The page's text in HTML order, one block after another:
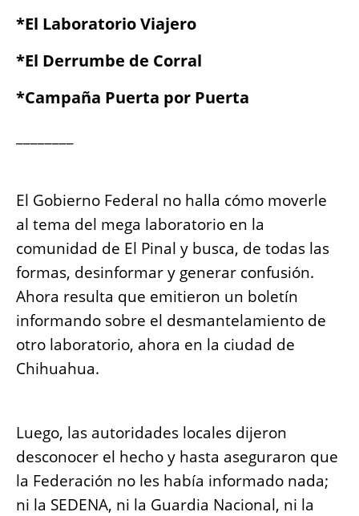
b
o
o
k
A
p
p
n
g
er
*El Laboratorio Viajero
*El Derrumbe de Corral
*Campaña Puerta por Puerta
El Gobierno Federal no halla cómo moverle
al tema del mega laboratorio en la
comunidad de El Pinal y busca, de todas las
formas, desinformar y generar confusión.
Ahora resulta que emitieron un boletín
informando sobre el desmantelamiento de
otro laboratorio, ahora en la ciudad de
Chihuahua.
Luego, las autoridades locales dijeron
desconocer el hecho y hasta aseguraron que
la Federación no les había informado nada;
ni la SEDENA, ni la Guardia Nacional, ni la